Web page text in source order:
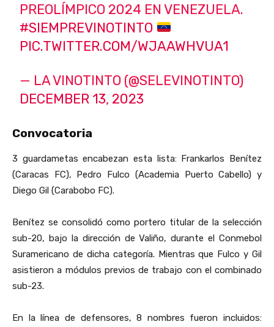
PREOLÍMPICO 2024 EN VENEZUELA.
#SIEMPREVINOTINTO
PIC.TWITTER.COM/WJAAWHVUA1
— LA VINOTINTO (@SELEVINOTINTO)
DECEMBER 13, 2023
Convocatoria
3 guardametas encabezan esta lista: Frankarlos Benítez
(Caracas FC), Pedro Fulco (Academia Puerto Cabello) y
Diego Gil (Carabobo FC).
Benítez se consolidó como portero titular de la selección
sub-20, bajo la dirección de Valiño, durante el Conmebol
Suramericano de dicha categoría. Mientras que Fulco y Gil
asistieron a módulos previos de trabajo con el combinado
sub-23.
En la línea de defensores, 8 nombres fueron incluidos: